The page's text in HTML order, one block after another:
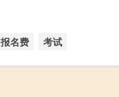
报名费 考试